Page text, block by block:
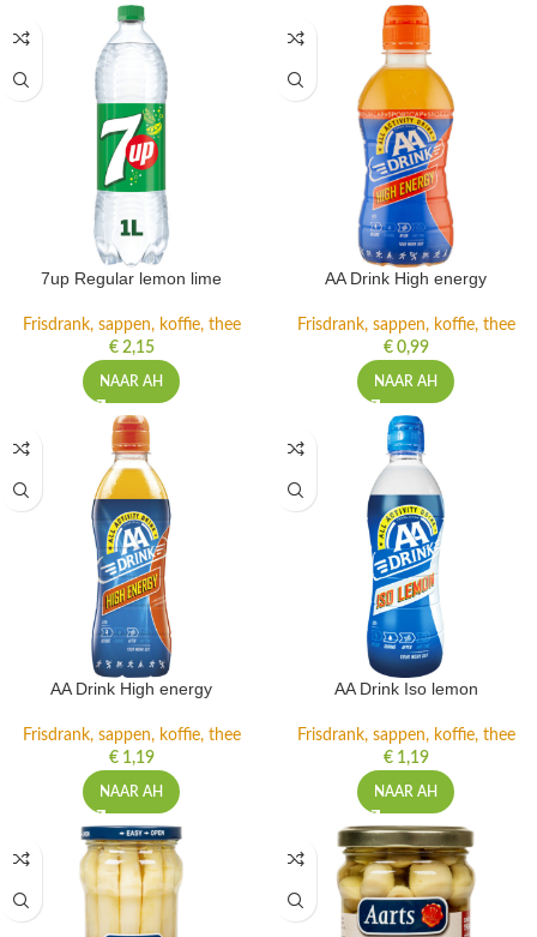
7up Regular lemon lime
Frisdrank, sappen, koffie, thee
€2,15
NAAR AH
AA Drink High energy
Frisdrank, sappen, koffie, thee
€0,99
NAAR AH
AA Drink High energy
Frisdrank, sappen, koffie, thee
€1,19
NAAR AH
AA Drink Iso lemon
Frisdrank, sappen, koffie, thee
€1,19
NAAR AH